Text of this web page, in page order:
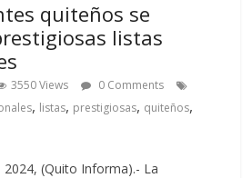
quiteños se
listas
3550 Views
0 Comments
, listas, prestigiosas, quiteños,
(Quito Informa).- La